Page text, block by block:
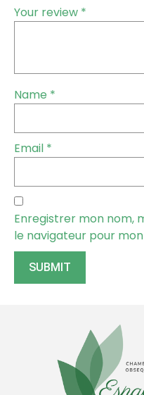
Your review *
Name *
Email *
Enregistrer mon nom,
le navigateur pour